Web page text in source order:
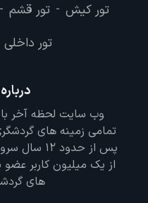
تور کیش - تور قشم -
تور داخلی
وب سایت لحظه آخر
پس از
از یک میلیون کاربر عضو
های